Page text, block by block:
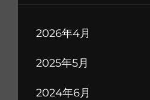
2026年4月
2025年5月
2024年6月